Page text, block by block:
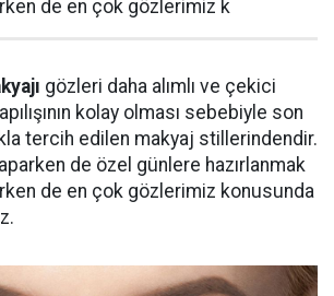
de en çok gözlerimiz k
gözleri daha alımlı ve çekici
kolay olması sebebiyle son
tercih edilen makyaj stillerindendir.
de özel günlere hazırlanmak
de en çok gözlerimiz konusunda